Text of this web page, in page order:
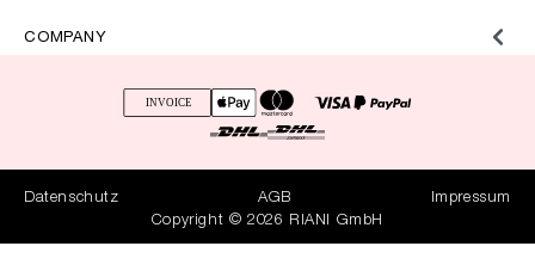
COMPANY
Datenschutz AGB
Impressum
Copyright © 2026 RIANI GmbH